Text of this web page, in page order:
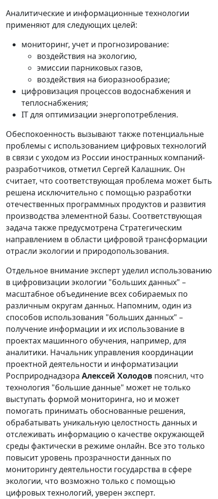
Аналитические и информационные технологии
применяют для следующих целей:
мониторинг, учет и прогнозирование:
воздействия на экологию,
эмиссии парниковых газов,
воздействия на биоразнообразие;
цифровизация процессов водоснабжения и
теплоснабжения;
IT для оптимизации энергопотребления.
Обеспокоенность вызывают также потенциальные
проблемы с использованием цифровых технологий
в связи с уходом из России иностранных компаний-
разработчиков, отметил Сергей Калашник. Он
считает, что соответствующая проблема может быть
решена исключительно с помощью разработки
отечественных программных продуктов и развития
производства элементной базы. Соответствующая
задача также предусмотрена Стратегическим
направлением в области цифровой трансформации
отрасли экологии и природопользования.
Отдельное внимание эксперт уделил использованию
в цифровизации экологии "больших данных" –
масштабное объединение всех собираемых по
различным округам данных. Напомним, один из
способов использования "больших данных" –
получение информации и их использование в
проектах машинного обучения, например, для
аналитики. Начальник управления координации
проектной деятельности и информатизации
Росприроднадзора Алексей Холодов пояснил, что
технология "большие данные" может не только
выступать формой мониторинга, но и может
помогать принимать обоснованные решения,
обрабатывать уникальную целостность данных и
отслеживать информацию о качестве окружающей
среды фактически в режиме онлайн. Все это только
повысит уровень прозрачности данных по
мониторингу деятельности государства в сфере
экологии, что возможно только с помощью
цифровых технологий, уверен эксперт.